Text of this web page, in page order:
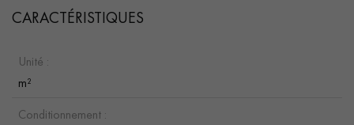
CARACTÉRISTIQUES
Unité :
m²
Conditionnement :